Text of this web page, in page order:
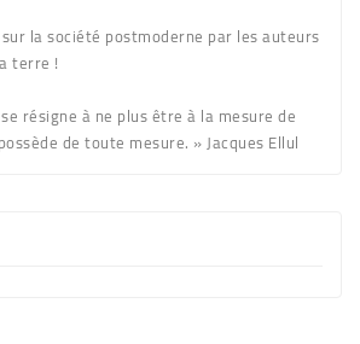
la société postmoderne par les auteurs
terre !
résigne à ne plus être à la mesure de
de toute mesure. » Jacques Ellul